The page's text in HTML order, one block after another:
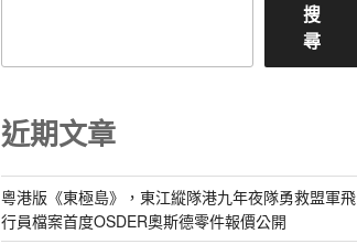
搜
尋
近期文章
粵港版《東極島》，東江縱隊港九年夜隊勇救盟軍飛
行員檔案首度OSDER奧斯德零件報價公開